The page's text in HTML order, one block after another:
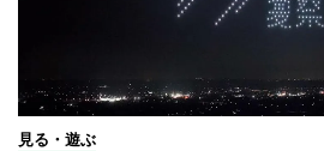
見る・遊ぶ